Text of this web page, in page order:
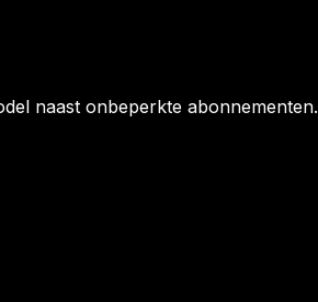
naast onbeperkte abonnementen.